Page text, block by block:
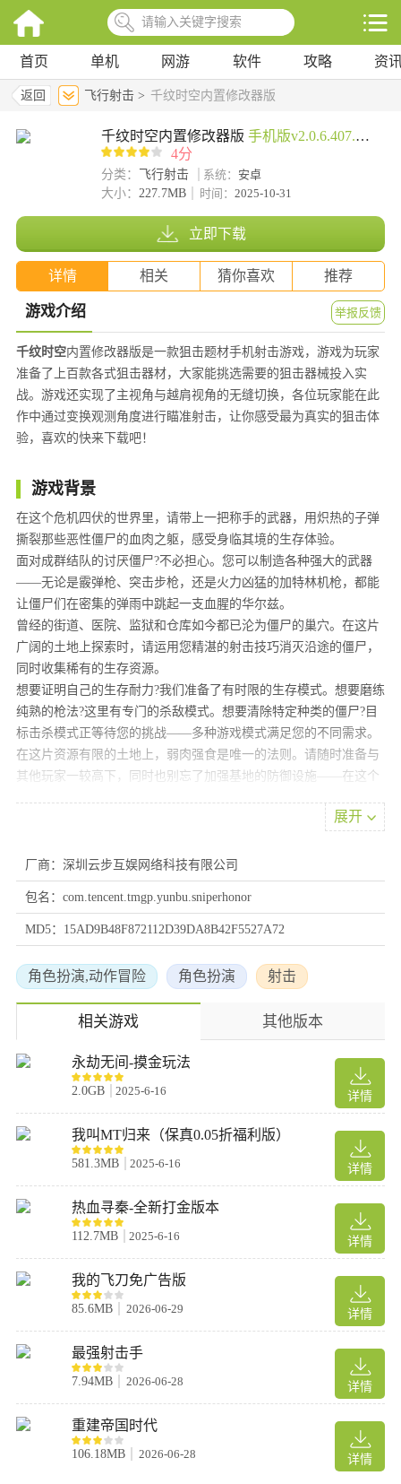
首页 单机 网游 软件 攻略 资
返回 飞行射击 > 千纹时空内置修改器版
千纹时空内置修改器版 手机版v2.0.6.407.402.0527
4分
分类： 飞行射击 系统： 安卓
大小： 227.7MB 时间： 2025-10-31
立即下载
详情 相关 猜你喜欢 推荐
游戏介绍 举报反馈
千纹时空内置修改器版是一款狙击题材手机射击游戏，游戏为玩家
准备了上百款各式狙击器材，大家能挑选需要的狙击器械投入实
战。游戏还实现了主视角与越肩视角的无缝切换，各位玩家能在此
作中通过变换观测角度进行瞄准射击，让你感受最为真实的狙击体
验，喜欢的快来下载吧！
游戏背景
在这个危机四伏的世界里，请带上一把称手的武器，用炽热的子弹
撕裂那些恶性僵尸的血肉之躯，感受身临其境的生存体验。
面对成群结队的讨厌僵尸?不必担心。您可以制造各种强大的武器
——无论是霰弹枪、突击步枪，还是火力凶猛的加特林机枪，都能
让僵尸们在密集的弹雨中跳起一支血腥的华尔兹。
曾经的街道、医院、监狱和仓库如今都已沦为僵尸的巢穴。在这片
广阔的土地上探索时，请运用您精湛的射击技巧消灭沿途的僵尸，
同时收集稀有的生存资源。
想要证明自己的生存耐力?我们准备了有时限的生存模式。想要磨练
纯熟的枪法?这里有专门的杀敌模式。想要清除特定种类的僵尸?目
标击杀模式正等待您的挑战——多种游戏模式满足您的不同需求。
在这片资源有限的土地上，弱肉强食是唯一的法则。请随时准备与
其他玩家一较高下，同时也别忘了加强基地的防御设施——在这个
【射杀殭尸】
配备称手的强力武器，用炽热的枪弹撕裂凶恶殭尸的躯干。逼真的
射击反馈与震撼的音效将为您带来身临其境的战斗体验。
面对成群的恼人殭尸，您可以打造包括霰弹枪、突击步枪乃至加特
林机关枪在内的多种强力枪械。让密集的火力网在殭尸群中掀起一
场血腥的死亡之舞。
【丰富场景】
昔日繁华的街道、救死扶伤的医院、戒备森严的监狱与物资充沛的
行，运用精湛的射击技巧清除威胁，同时搜集维系生存的宝贵资
【多种玩法】
若想证明自己的生存耐力，有时限生存模式等您挑战;若要锻炼精准
枪法，杀敌模式可供反复磨砺;如需针对特定目标，目标击杀模式将
【实时战争】
在这片资源有限的土地上，弱肉强食是唯一的法则。随时准备与其
他幸存者展开激烈交锋，同时务必加固基地的防御工事——在这危
游戏攻略
1、充满现实的射击挑战，保持射击，充满能量，并与更多的僵尸
一起开始激动人心的血腥决斗
2、完成更多的战斗挑战，您将成为英雄佣兵，前往城市完成上级
3、更逼真的画面效果，为玩家带来身临其境的游戏体验，让您流
展开
厂商：深圳云步互娱网络科技有限公司
包名：com.tencent.tmgp.yunbu.sniperhonor
MD5：15AD9B48F872112D39DA8B42F5527A72
角色扮演,动作冒险 角色扮演 射击
相关游戏 其他版本
详情
永劫无间-摸金玩法
2.0GB 2025-6-16
详情
我叫MT归来（保真0.05折福利版）
581.3MB 2025-6-16
详情
热血寻秦-全新打金版本
112.7MB 2025-6-16
详情
我的飞刀免广告版
85.6MB 2026-06-29
详情
最强射击手
7.94MB 2026-06-28
详情
重建帝国时代
106.18MB 2026-06-28